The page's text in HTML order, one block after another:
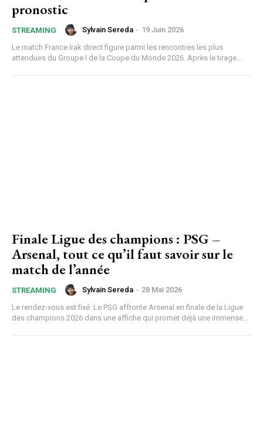
pronostic
STREAMING Sylvain Sereda - 19 Juin 2026
Le match France Irak direct figure parmi les rencontres les plus
attendues du Groupe I de la Coupe du Monde 2026. Après le tirage...
Finale Ligue des champions : PSG –
Arsenal, tout ce qu’il faut savoir sur le
match de l’année
STREAMING Sylvain Sereda - 28 Mai 2026
Le rendez-vous est fixé. Le PSG affronte Arsenal en finale de la Ligue
des champions 2026 dans une affiche qui promet déjà une immense...